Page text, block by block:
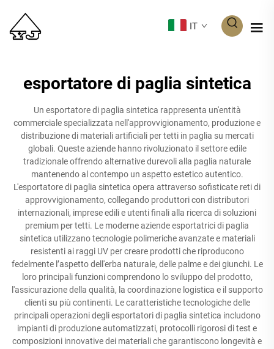
IT
esportatore di paglia sintetica
Un esportatore di paglia sintetica rappresenta un'entità
commerciale specializzata nell'approvvigionamento, produzione e
distribuzione di materiali artificiali per tetti in paglia su mercati
globali. Queste aziende hanno rivoluzionato il settore edile
tradizionale offrendo alternative durevoli alla paglia naturale
mantenendo al contempo un aspetto estetico autentico.
L'esportatore di paglia sintetica opera attraverso sofisticate reti di
approvvigionamento, collegando produttori con distributori
internazionali, imprese edili e utenti finali alla ricerca di soluzioni
premium per tetti. Le moderne aziende esportatrici di paglia
sintetica utilizzano tecnologie polimeriche avanzate e materiali
resistenti ai raggi UV per creare prodotti che riproducono
fedelmente l’aspetto dell'erba naturale, delle palme e dei giunchi. Le
loro principali funzioni comprendono lo sviluppo del prodotto,
l'assicurazione della qualità, la coordinazione logistica e il supporto
clienti su più continenti. Le caratteristiche tecnologiche delle
principali operazioni degli esportatori di paglia sintetica includono
impianti di produzione automatizzati, protocolli rigorosi di test e
composizioni innovative dei materiali che garantiscono longevità e